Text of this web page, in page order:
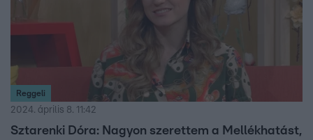
Reggeli
2024. április 8. 11:42
Sztarenki Dóra: Nagyon szerettem a Mellékhatást,